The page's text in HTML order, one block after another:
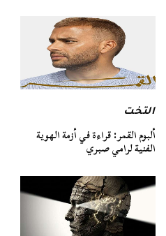
التخت
ألبوم القمر: قراءة في أزمة الهوية
الفنية لرامي صبري